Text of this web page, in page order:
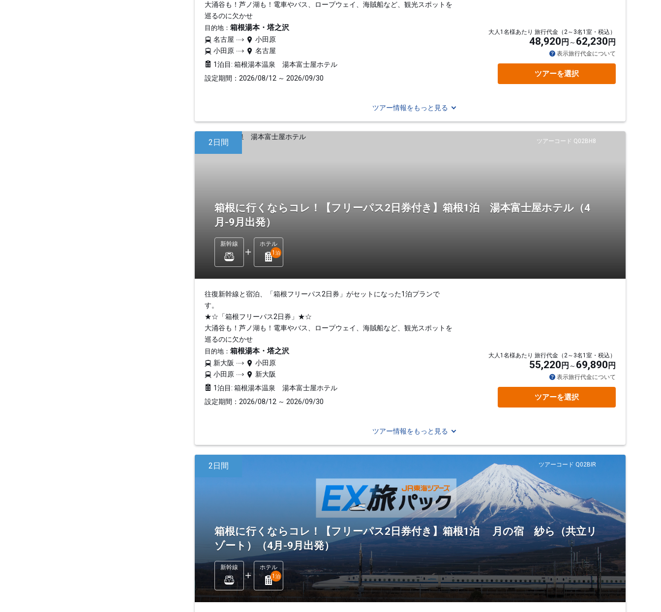
大涌谷も！芦ノ湖も！電車やバス、ロープウェイ、海賊船など、観光スポットを
巡るのに欠かせ
目的地： 箱根湯本・塔之沢
名古屋
小田原
小田原
名古屋
1泊目: 箱根湯本温泉 湯本富士屋ホテル
設定期間：2026/08/12 ～ 2026/09/30
大人1名様あたり 旅行代金（2～3名1室・税込）
48,920 円 62,230 円
表示旅行代金について
ツアーを選択
ツアー情報をもっと見る
ツアーコード Q02BH8
2日間
箱根に行くならコレ！【フリーパス2日券付き】箱根1泊 湯本富士屋ホテル（4
月-9月出発）
新幹線
ホテル
1 泊
往復新幹線と宿泊、「箱根フリーパス2日券」がセットになった1泊プランで
す。
★☆「箱根フリーパス2日券」★☆
大涌谷も！芦ノ湖も！電車やバス、ロープウェイ、海賊船など、観光スポットを
巡るのに欠かせ
目的地： 箱根湯本・塔之沢
新大阪
小田原
小田原
新大阪
1泊目: 箱根湯本温泉 湯本富士屋ホテル
設定期間：2026/08/12 ～ 2026/09/30
大人1名様あたり 旅行代金（2～3名1室・税込）
55,220 円 69,890 円
表示旅行代金について
ツアーを選択
ツアー情報をもっと見る
ツアーコード Q02BIR
2日間
箱根に行くならコレ！【フリーパス2日券付き】箱根1泊 月の宿 紗ら（共立リ
ゾート）（4月-9月出発）
新幹線
ホテル
1 泊